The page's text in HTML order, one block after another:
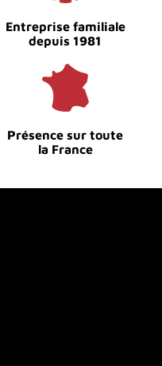
Entreprise familiale
depuis 1981
Présence sur toute
la France